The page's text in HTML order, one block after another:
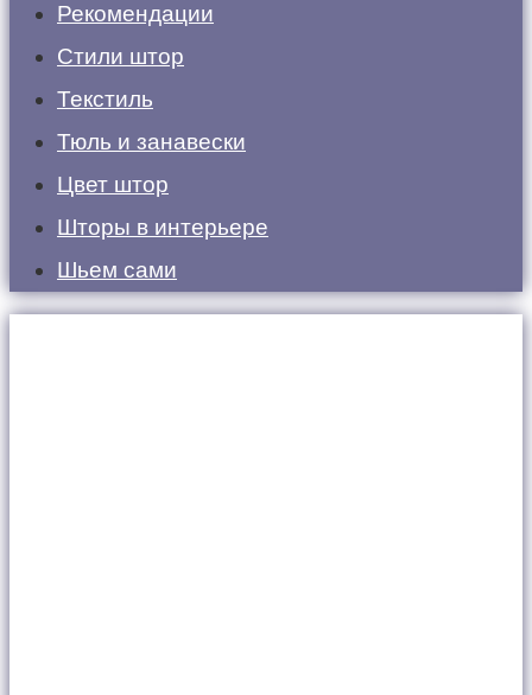
Рекомендации
Стили штор
Текстиль
Тюль и занавески
Цвет штор
Шторы в интерьере
Шьем сами